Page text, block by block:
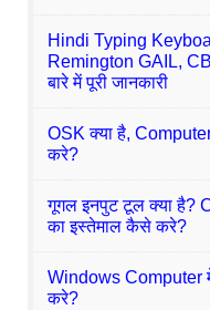
Hindi Typing
Remington GAIL,
बारे में पूरी जानकारी
OSK क्या है,
करे?
गूगल इनपुट टूल क्या है?
का इस्तेमाल कैसे करे?
Windows
करे?